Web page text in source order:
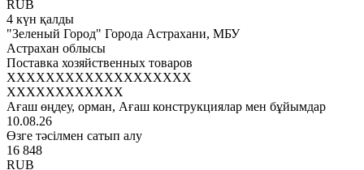
RUB
4 күн қалды
"Зеленый Город" Города Астрахани, МБУ
Астрахан облысы
Поставка хозяйственных товаров
XXXXXXXXXXXXXXXXXXX
XXXXXXXXXXXX
Ағаш өңдеу, орман, Ағаш конструкциялар мен бұйымдар
10.08.26
Өзге тәсілмен сатып алу
16 848
RUB